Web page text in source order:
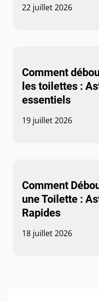
22 juillet 2026
Comment
les toilettes :
essentiels
19 juillet 2026
Comment
une Toilette :
Rapides
18 juillet 2026